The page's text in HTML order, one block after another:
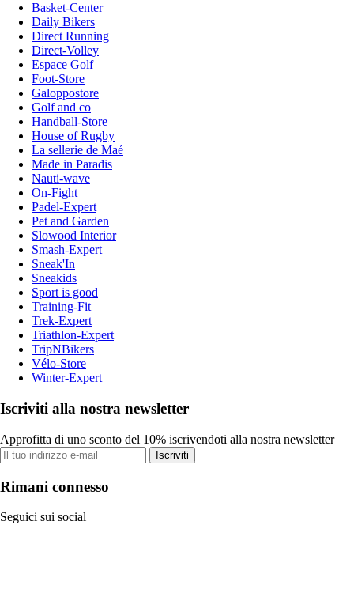
Basket-Center
Daily Bikers
Direct Running
Direct-Volley
Espace Golf
Foot-Store
Galoppostore
Golf and co
Handball-Store
House of Rugby
La sellerie de Maé
Made in Paradis
Nauti-wave
On-Fight
Padel-Expert
Pet and Garden
Slowood Interior
Smash-Expert
Sneak'In
Sneakids
Sport is good
Training-Fit
Trek-Expert
Triathlon-Expert
TripNBikers
Vélo-Store
Winter-Expert
Iscriviti alla nostra newsletter
Approfitta di uno sconto del 10% iscrivendoti alla nostra newsletter
Iscriviti
Rimani connesso
Seguici sui social